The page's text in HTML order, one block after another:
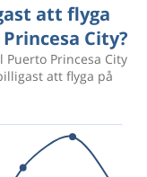
13 987 kr
att flyga
City?
Princesa City
att flyga på